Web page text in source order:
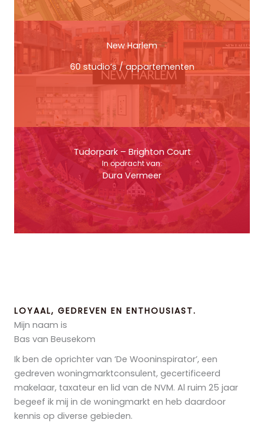
New Harlem
60 studio’s / appartementen
Tudorpark – Brighton Court
In opdracht van:
Dura Vermeer
LOYAAL, GEDREVEN EN ENTHOUSIAST.
Mijn naam is
Bas van Beusekom
Ik ben de oprichter van ‘De Wooninspirator’, een
gedreven woningmarktconsulent, gecertificeerd
makelaar, taxateur en lid van de NVM. Al ruim 25 jaar
begeef ik mij in de woningmarkt en heb daardoor
kennis op diverse gebieden.